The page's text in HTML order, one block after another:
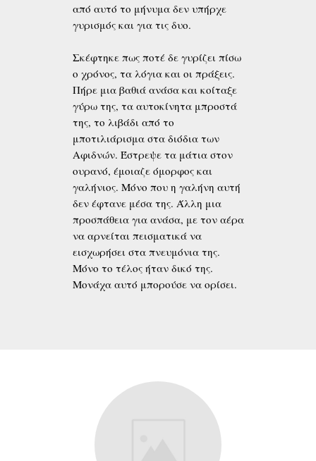
από αυτό το μήνυμα δεν υπήρχε
γυρισμός και για τις δυο.
Σκέφτηκε πως ποτέ δε γυρίζει πίσω
ο χρόνος, τα λόγια και οι πράξεις.
Πήρε μια βαθιά ανάσα και κοίταξε
γύρω της, τα αυτοκίνητα μπροστά
της, το λιβάδι από το
μποτιλιάρισμα στα διόδια των
Αφιδνών. Έστρεψε τα μάτια στον
ουρανό, έ­μοιαζε όμορφος και
γαλήνιος. Μόνο που η γαλήνη αυτή
δεν έ­φτανε μέσα της. Άλλη μια
προσπάθεια για ανάσα, με τον αέρα
να αρνείται πεισματικά να
εισχωρήσει στα πνευμόνια της.
Μόνο το τέλος ήταν δικό της.
Μονάχα αυτό μπορούσε να ορίσει.